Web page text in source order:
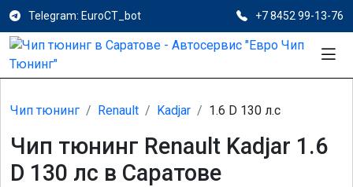
Telegram: EuroCT_bot +7 8452 99-13-76
Чип тюнинг Renault Kadjar 1.6 D 130 л.с
Чип тюнинг Renault Kadjar 1.6
D 130 лс в Саратове